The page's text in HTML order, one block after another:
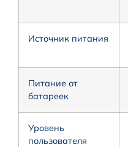
Источник питания
Питание от
батареек
Уровень
пользователя